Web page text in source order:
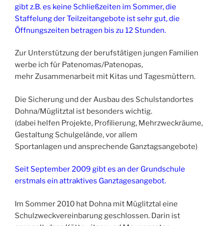
gibt z.B. es keine Schließzeiten im Sommer, die
Staffelung der Teilzeitangebote ist sehr gut, die
Öffnungszeiten betragen bis zu 12 Stunden.
Zur Unterstützung der berufstätigen jungen Familien
werbe ich für Patenomas/Patenopas,
mehr Zusammenarbeit mit Kitas und Tagesmüttern.
Die Sicherung und der Ausbau des Schulstandortes
Dohna/Müglitztal ist besonders wichtig.
(dabei helfen Projekte, Profilierung, Mehrzweckräume,
Gestaltung Schulgelände, vor allem
Sportanlagen und ansprechende Ganztagsangebote)
Seit September 2009 gibt es an der Grundschule
erstmals ein attraktives Ganztagesangebot.
Im Sommer 2010 hat Dohna mit Müglitztal eine
Schulzweckvereinbarung geschlossen. Darin ist